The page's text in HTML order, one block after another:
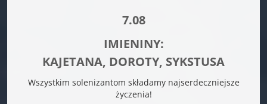
7.08
IMIENINY:
KAJETANA, DOROTY, SYKSTUSA
Wszystkim solenizantom składamy najserdeczniejsze
życzenia!